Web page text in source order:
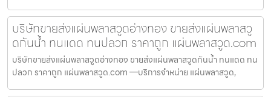
บริษัทขายส่งแผ่นพลาสวูดอ่างทอง ขายส่งแผ่นพลาสวู
ดกันน้ำ ทนแดด ทนปลวก ราคาถูก แผ่นพลาสวูด.com
บริษัทขายส่งแผ่นพลาสวูดอ่างทอง ขายส่งแผ่นพลาสวูดกันน้ำ ทนแดด ทน
ปลวก ราคาถูก แผ่นพลาสวูด.com —บริการจำหน่าย แผ่นพลาสวูด,